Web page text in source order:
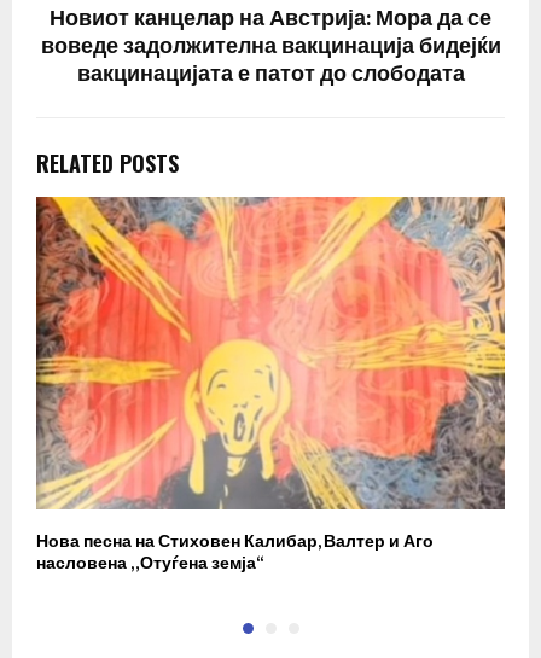
Новиот канцелар на Австрија: Мора да се
воведе задолжителна вакцинација бидејќи
вакцинацијата е патот до слободата
RELATED POSTS
Нова песна на Стиховен Калибар, Валтер и Аго
насловена „Отуѓена земја“